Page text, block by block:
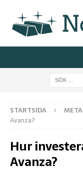
STARTSIDA
Avanza?
Hur
Avanza?